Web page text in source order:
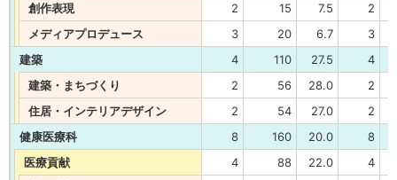
創作表現
2 15 7.5
2
メディアプロデュース
3 20 6.7
3
建築
4 110 27.5
4
建築・まちづくり
2 56 28.0
2
住居・インテリアデザイン
2 54 27.0
2
健康医療科
8 160 20.0
8
医療貢献
4 88 22.0
4